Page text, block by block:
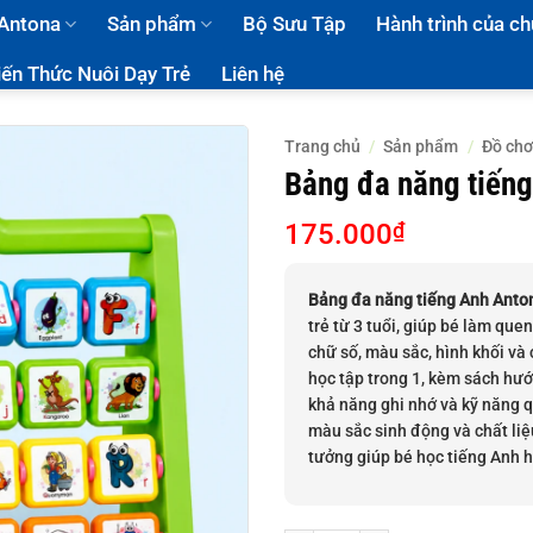
Sản phẩm Bộ Sưu Tập Hành trình của
Thức Nuôi Dạy Trẻ Liên hệ
Trang chủ / Sản phẩm / Đồ
Bảng đa năng
175.000₫
Bảng đa năng tiếng Anh
trẻ từ 3 tuổi, giúp bé làm
chữ số, màu sắc, hình khối
học tập trong 1, kèm sách
khả năng ghi nhớ và kỹ năng
màu sắc sinh động và chất
tưởng giúp bé học tiếng Anh